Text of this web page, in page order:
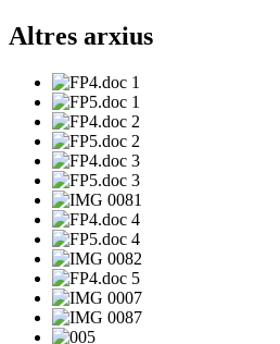
Altres arxius